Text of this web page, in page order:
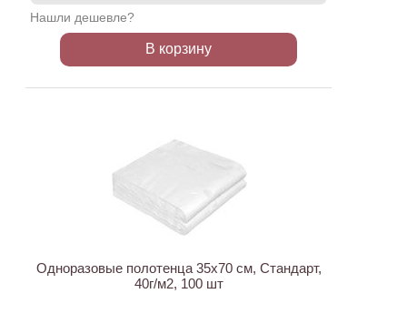
Нашли дешевле?
В корзину
Одноразовые полотенца 35х70 см, Стандарт,
40г/м2, 100 шт